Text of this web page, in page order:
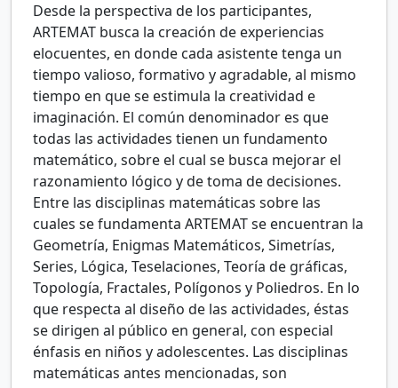
Desde la perspectiva de los participantes,
ARTEMAT busca la creación de experiencias
elocuentes, en donde cada asistente tenga un
tiempo valioso, formativo y agradable, al mismo
tiempo en que se estimula la creatividad e
imaginación. El común denominador es que
todas las actividades tienen un fundamento
matemático, sobre el cual se busca mejorar el
razonamiento lógico y de toma de decisiones.
Entre las disciplinas matemáticas sobre las
cuales se fundamenta ARTEMAT se encuentran la
Geometría, Enigmas Matemáticos, Simetrías,
Series, Lógica, Teselaciones, Teoría de gráficas,
Topología, Fractales, Polígonos y Poliedros. En lo
que respecta al diseño de las actividades, éstas
se dirigen al público en general, con especial
énfasis en niños y adolescentes. Las disciplinas
matemáticas antes mencionadas, son